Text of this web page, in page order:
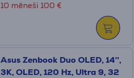
10 mēneši 100 €
Asus Zenbook Duo OLED, 14'',
3K, OLED, 120 Hz, Ultra 9, 32